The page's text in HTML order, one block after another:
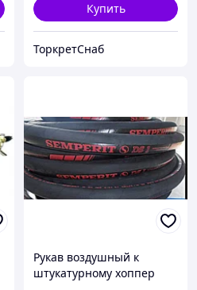
Купить
ТоркретСнаб
Рукав воздушный к
штукатурному хоппер